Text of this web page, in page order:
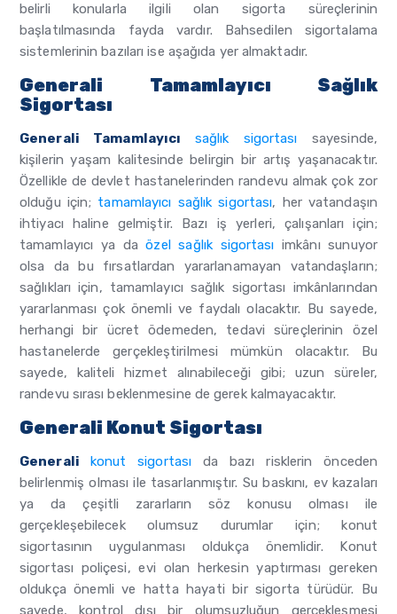
belirli konularla ilgili olan sigorta süreçlerinin
başlatılmasında fayda vardır. Bahsedilen sigortalama
sistemlerinin bazıları ise aşağıda yer almaktadır.
Generali Tamamlayıcı Sağlık
Sigortası
Generali Tamamlayıcı sağlık sigortası sayesinde,
kişilerin yaşam kalitesinde belirgin bir artış yaşanacaktır.
Özellikle de devlet hastanelerinden randevu almak çok zor
olduğu için; tamamlayıcı sağlık sigortası, her vatandaşın
ihtiyacı haline gelmiştir. Bazı iş yerleri, çalışanları için;
tamamlayıcı ya daözel sağlık sigortası imkânı sunuyor
olsa da bu fırsatlardan yararlanamayan vatandaşların;
sağlıkları için, tamamlayıcı sağlık sigortası imkânlarından
yararlanması çok önemli ve faydalı olacaktır. Bu sayede,
herhangi bir ücret ödemeden, tedavi süreçlerinin özel
hastanelerde gerçekleştirilmesi mümkün olacaktır. Bu
sayede, kaliteli hizmet alınabileceği gibi; uzun süreler,
randevu sırası beklenmesine de gerek kalmayacaktır.
Generali Konut Sigortası
Generali konut sigortası da bazı risklerin önceden
belirlenmiş olması ile tasarlanmıştır. Su baskını, ev kazaları
ya da çeşitli zararların söz konusu olması ile
gerçekleşebilecek olumsuz durumlar için; konut
sigortasının uygulanması oldukça önemlidir. Konut
sigortası poliçesi, evi olan herkesin yaptırması gereken
oldukça önemli ve hatta hayati bir sigorta türüdür. Bu
sayede, kontrol dışı bir olumsuzluğun gerçekleşmesi